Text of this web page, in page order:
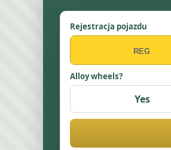
Rejestracja pojazdu
Alloy wheels?
Yes